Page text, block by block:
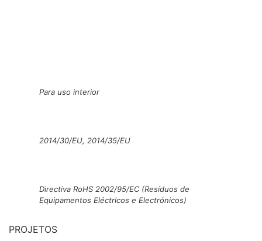
Para uso interior
2014/30/EU, 2014/35/EU
Directiva RoHS 2002/95/EC (Resíduos de
Equipamentos Eléctricos e Electrónicos)
PROJETOS